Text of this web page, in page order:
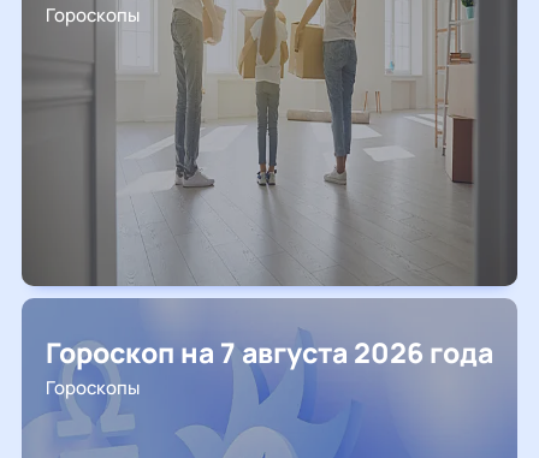
Гороскопы
Гороскоп на 7 августа 2026 года
Гороскопы